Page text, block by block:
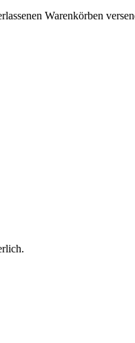
Warenkörben